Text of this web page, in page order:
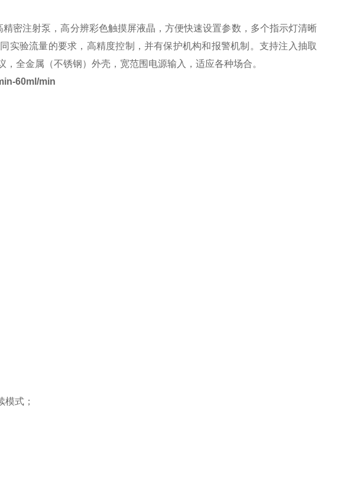
密注射泵，高分辨彩色触摸屏液晶，方便快速设置参数，多个指示灯清晰
实验流量的要求，高精度控制，并有保护机构和报警机制。支持注入抽取
全金属（不锈钢）外壳，宽范围电源输入，适应各种场合。
60ml/min
式；